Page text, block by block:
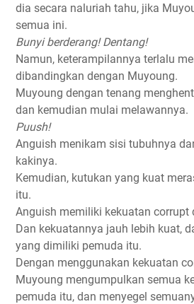
dia secara naluriah tahu, jika
semua ini.
Bunyi berderang! Dentang!
Namun, keterampilannya terlalu
dibandingkan dengan Muyoung.
Muyoung dengan tenang
dan kemudian mulai melawannya.
Puush!
Anguish menikam sisi tubuhnya
kakinya.
Kemudian, kutukan yang kuat
itu.
Anguish memiliki kekuatan corrupt
Dan kekuatannya jauh lebih kuat,
yang dimiliki pemuda itu.
Dengan menggunakan kekuatan
Muyoung mengumpulkan semua
pemuda itu, dan menyegel